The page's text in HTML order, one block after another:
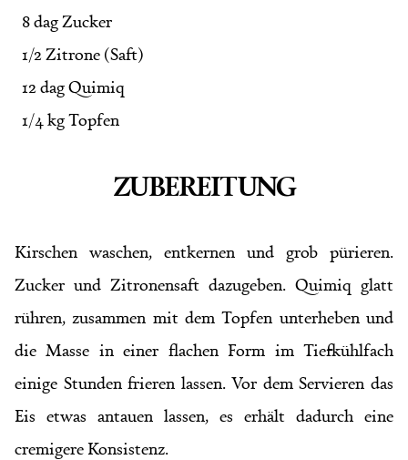
8 dag Zucker
1/2 Zitrone (Saft)
12 dag Quimiq
1/4 kg Topfen
ZUBEREITUNG
Kirschen waschen, entkernen und grob pürieren.
Zucker und Zitronensaft dazugeben. Quimiq glatt
rühren, zusammen mit dem Topfen unterheben und
die Masse in einer flachen Form im Tiefkühlfach
einige Stunden frieren lassen. Vor dem Servieren das
Eis etwas antauen lassen, es erhält dadurch eine
cremigere Konsistenz.